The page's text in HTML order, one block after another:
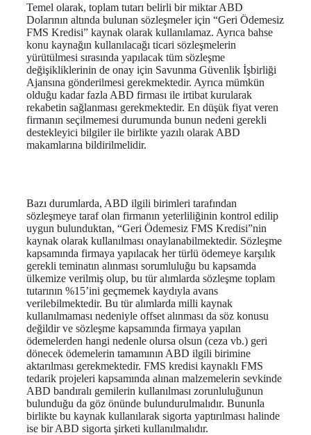
Temel olarak, toplam tutarı belirli bir miktar ABD
Dolarının altında bulunan sözleşmeler için “Geri Ödemesiz
FMS Kredisi” kaynak olarak kullanılamaz. Ayrıca bahse
konu kaynağın kullanılacağı ticari sözleşmelerin
yürütülmesi sırasında yapılacak tüm sözleşme
değişikliklerinin de onay için Savunma Güvenlik İşbirliği
Ajansına gönderilmesi gerekmektedir. Ayrıca mümkün
olduğu kadar fazla ABD firması ile irtibat kurularak
rekabetin sağlanması gerekmektedir. En düşük fiyat veren
firmanın seçilmemesi durumunda bunun nedeni gerekli
destekleyici bilgiler ile birlikte yazılı olarak ABD
makamlarına bildirilmelidir.
Bazı durumlarda, ABD ilgili birimleri tarafından
sözleşmeye taraf olan firmanın yeterliliğinin kontrol edilip
uygun bulunduktan, “Geri Ödemesiz FMS Kredisi”nin
kaynak olarak kullanılması onaylanabilmektedir. Sözleşme
kapsamında firmaya yapılacak her türlü ödemeye karşılık
gerekli teminatın alınması sorumluluğu bu kapsamda
ülkemize verilmiş olup, bu tür alımlarda sözleşme toplam
tutarının %15’ini geçmemek kaydıyla avans
verilebilmektedir. Bu tür alımlarda milli kaynak
kullanılmaması nedeniyle offset alınması da söz konusu
değildir ve sözleşme kapsamında firmaya yapılan
ödemelerden hangi nedenle olursa olsun (ceza vb.) geri
dönecek ödemelerin tamamının ABD ilgili birimine
aktarılması gerekmektedir. FMS kredisi kaynaklı FMS
tedarik projeleri kapsamında alınan malzemelerin sevkinde
ABD bandıralı gemilerin kullanılması zorunluluğunun
bulunduğu da göz önünde bulundurulmalıdır. Bununla
birlikte bu kaynak kullanılarak sigorta yaptırılması halinde
ise bir ABD sigorta şirketi kullanılmalıdır.